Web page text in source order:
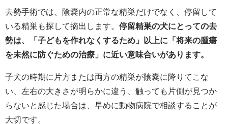
去勢手術では、陰嚢内の正常な精巣だけでなく、停留して
いる精巣も探して摘出します。 停留精巣の犬にとっての去
勢は、「子どもを作れなくするため」以上に「将来の腫瘍
を未然に防ぐための治療」に近い意味合いがあります。
子犬の時期に片方または両方の精巣が陰嚢に降りてこな
い、左右の大きさが明らかに違う、触っても片側が見つか
らないと感じた場合は、早めに動物病院で相談することが
大切です。